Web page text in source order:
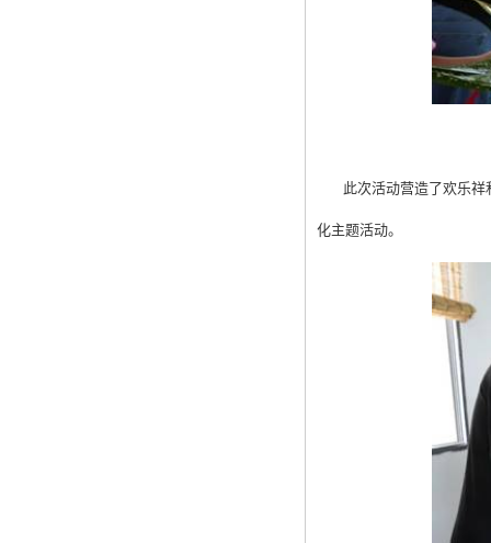
此次活动营造了欢乐祥
化主题活动。